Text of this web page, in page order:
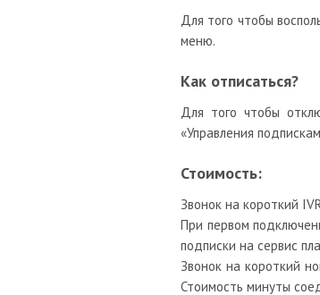
Для того чтобы
меню.
Как отписаться?
Для того чтобы
«Управления
Стоимость:
Звонок на короткий
При первом
подписки на сервис
Звонок на короткий
Стоимость минуты